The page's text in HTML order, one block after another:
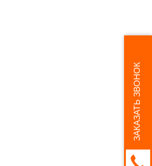
ЗАКАЗАТЬ ЗВОНОК